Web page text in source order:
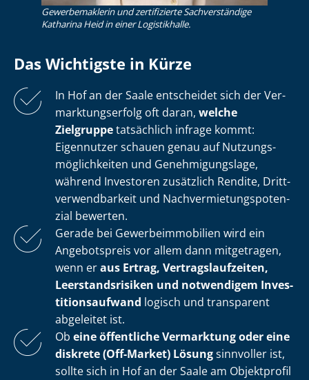
Gewerbemaklerin und zertifizierte Sachverständige
Katharina Heid in einer Logistikhalle.
Das Wichtigste in Kürze
In Hof an der Saale entscheidet sich der Ver­
mark­tungs­er­folg oft daran, welche
Zielgruppetatsächlich infrage kommt:
Eigennutzer schauen genau auf Nut­zungs­
mög­lich­kei­ten und Ge­neh­mi­gungs­la­ge,
während Investoren zusätzlich Rendite, Dritt­
ver­wend­bar­keit und Nach­ver­mie­tungs­po­ten­
zi­al bewerten.
Gerade bei Ge­wer­be­im­mo­bi­li­en wird ein
Angebotspreis vor allem dann mitgetragen,
wenn eraus Ertrag, Ver­trags­lauf­zei­ten,
Leer­stands­ri­si­ken und notwendigem In­ves­
ti­ti­ons­auf­wand logisch und transparent
abgeleitet ist.
Ob eine öffentliche Vermarktung oder eine
diskrete (Off-Market) Lösungsinnvoller ist,
sollte sich in Hof an der Saale am Objektprofil